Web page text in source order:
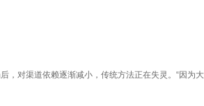
，对渠道依赖逐渐减小，传统方法正在失灵。“因为